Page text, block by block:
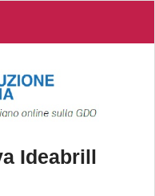
Ideabrill